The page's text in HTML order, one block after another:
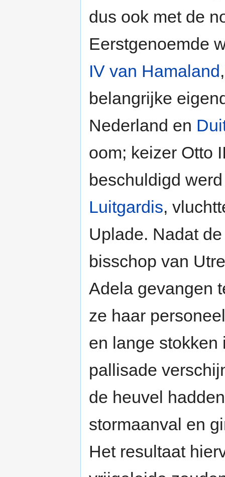
dus ook met de
Eerstgenoemde
IV van Hamaland
belangrijke
Nederland en
oom; keizer Otto
beschuldigd
Luitgardis,
Uplade. Nadat
bisschop van
Adela gevangen
ze haar
en lange stokken
pallisade
de heuvel
stormaanval en
Het resultaat